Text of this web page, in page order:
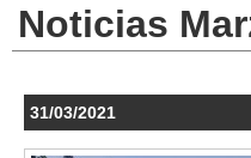
Noticias
31/03/2021